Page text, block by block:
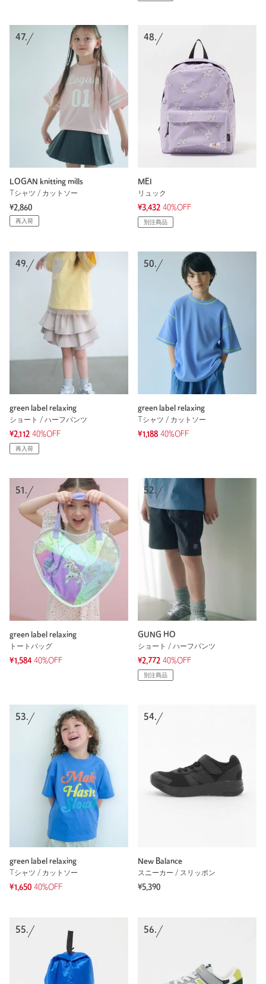
47.
LOGAN knitting mills
Tシャツ / カットソー
¥2,860
再入荷
48.
MEI
リュック
¥3,432 40%OFF
別注商品
49.
green label relaxing
ショート / ハーフパンツ
¥2,112 40%OFF
再入荷
50.
green label relaxing
Tシャツ / カットソー
¥1,188 40%OFF
51.
green label relaxing
トートバッグ
¥1,584 40%OFF
52.
GUNG HO
ショート / ハーフパンツ
¥2,772 40%OFF
別注商品
53.
green label relaxing
Tシャツ / カットソー
¥1,650 40%OFF
54.
New Balance
スニーカー / スリッポン
¥5,390
55. 56.